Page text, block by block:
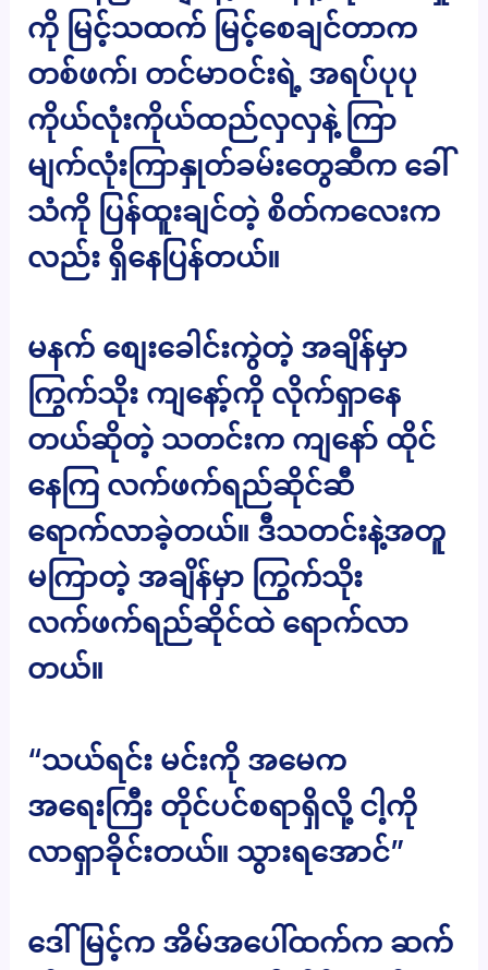
ကို မြင့်သထက် မြင့်စေချင်တာက
တစ်ဖက်၊ တင်မာဝင်းရဲ့ အရပ်ပုပု
ကိုယ်လုံးကိုယ်ထည်လှလှနဲ့ ကြာ
မျက်လုံးကြာနှုတ်ခမ်းတွေဆီက ခေါ်
သံကို ပြန်ထူးချင်တဲ့ စိတ်ကလေးက
လည်း ရှိနေပြန်တယ်။
မနက် စျေးခေါင်းကွဲတဲ့ အချိန်မှာ
ကြွက်သိုး ကျနော့်ကို လိုက်ရှာနေ
တယ်ဆိုတဲ့ သတင်းက ကျနော် ထိုင်
နေကြ လက်ဖက်ရည်ဆိုင်ဆီ
ရောက်လာခဲ့တယ်။ ဒီသတင်းနဲ့အတူ
မကြာတဲ့ အချိန်မှာ ကြွက်သိုး
လက်ဖက်ရည်ဆိုင်ထဲ ရောက်လာ
တယ်။
“သယ်ရင်း မင်းကို အမေက
အရေးကြီး တိုင်ပင်စရာရှိလို့ ငါ့ကို
လာရှာခိုင်းတယ်။ သွားရအောင်”
ဒေါ်မြင့်က အိမ်အပေါ်ထက်က ဆက်